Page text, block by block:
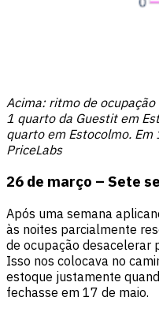
Acima: ritmo de
1 quarto da Guestit em
quarto em Estocolmo.
PriceLabs
26 de março – Sete
Após uma semana
às noites parcialmente
de ocupação desacelerar
Isso nos colocava no
estoque justamente
fechasse em 17 de maio.